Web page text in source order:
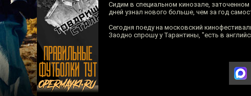
Сидим в специальном кинозале,
дней узнал нового больше, чем за год
Сегодня поеду на московский
Заодно спрошу у Тарантины, "есть в